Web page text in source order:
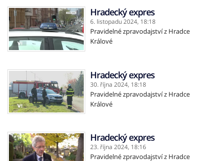
Hradecký expres
6. listopadu 2024, 18:18
Pravidelné zpravodajství z Hradce
Králové
Hradecký expres
30. října 2024, 18:18
Pravidelné zpravodajství z Hradce
Králové
Hradecký expres
23. října 2024, 18:16
Pravidelné zpravodajství z Hradce